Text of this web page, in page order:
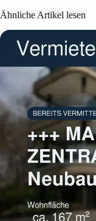
Ähnliche Artikel lesen